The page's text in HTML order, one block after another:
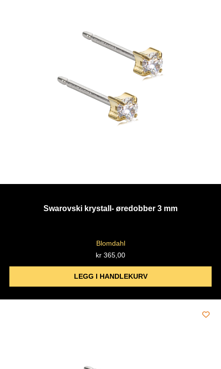
Swarovski krystall- øredobber 3 mm
Blomdahl
kr 365,00
LEGG I HANDLEKURV